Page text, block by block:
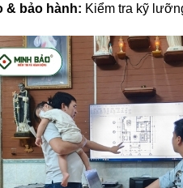
& bảo hành: Kiểm tra kỹ